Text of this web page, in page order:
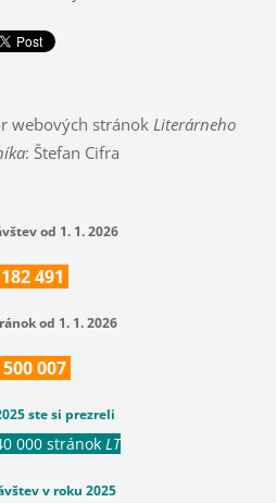
webových stránok Literárneho
: Štefan Cifra
od 1. 1. 2026
182491
od 1. 1. 2026
500007
ste si prezreli
000 stránok LT
v roku 2025